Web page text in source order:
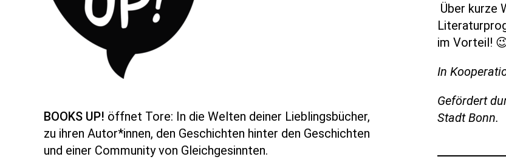
BOOKS UP! öffnet Tore: In die Welten deiner Lieblingsbücher,
zu ihren Autor*innen, den Geschichten hinter den Geschichten
und einer Communityvon Gleichgesinnten.
Über kurze
im Vorteil!
In
Gefördert
Stadt Bonn.